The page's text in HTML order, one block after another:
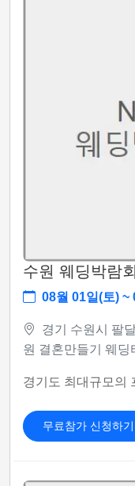
수원 웨딩박람회
08월 01일(토) ~
경기 수원시 팔
원 결혼만들기 웨딩
경기도 최대규모의
무료참가 신청하기